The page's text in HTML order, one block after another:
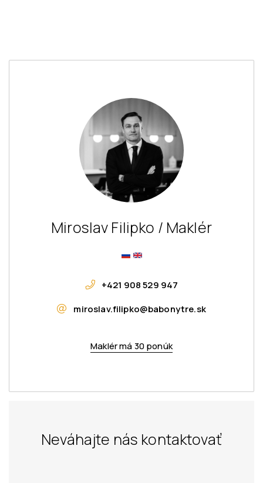
Miroslav Filipko / Maklér
+421 908 529 947
miroslav.filipko@babonytre.sk
Maklér má 30 ponúk
Neváhajte nás kontaktovať